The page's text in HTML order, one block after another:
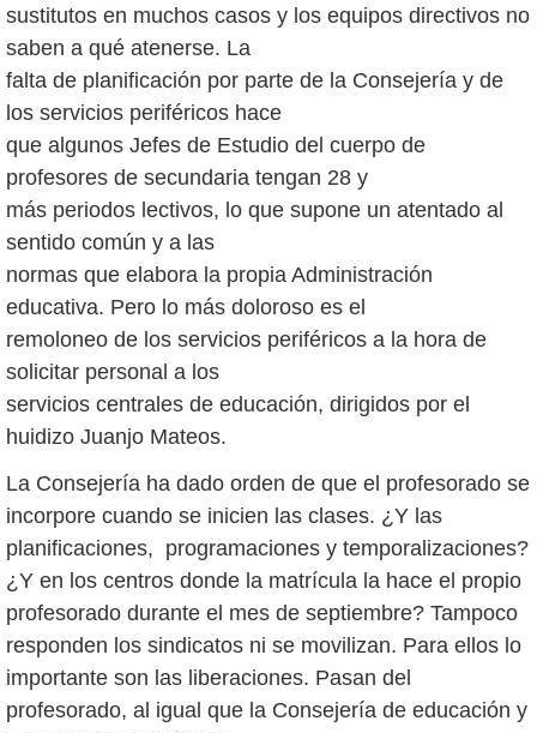
sustitutos en muchos casos y los equipos directivos no
saben a qué atenerse. La
falta de planificación por parte de la Consejería y de
los servicios periféricos hace
que algunos Jefes de Estudio del cuerpo de
profesores de secundaria tengan 28 y
más periodos lectivos, lo que supone un atentado al
sentido común y a las
normas que elabora la propia Administración
educativa. Pero lo más doloroso es el
remoloneo de los servicios periféricos a la hora de
solicitar personal a los
servicios centrales de educación, dirigidos por el
huidizo Juanjo Mateos.
La Consejería ha dado orden de que el profesorado se
incorpore cuando se inicien las clases. ¿Y las
planificaciones, programaciones y temporalizaciones?
¿Y en los centros donde la matrícula la hace el propio
profesorado durante el mes de septiembre? Tampoco
responden los sindicatos ni se movilizan. Para ellos lo
importante son las liberaciones. Pasan del
profesorado, al igual que la Consejería de educación y